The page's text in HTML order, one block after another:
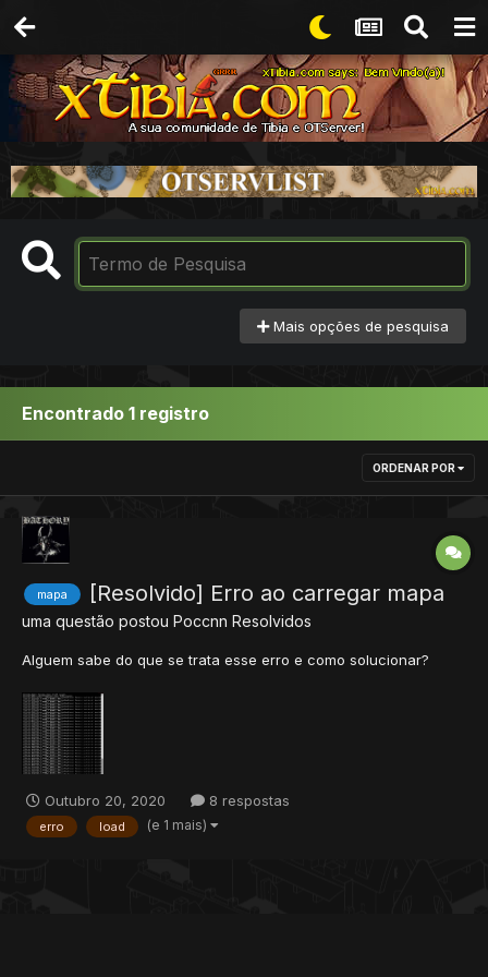
Mais opções de pesquisa
Encontrado 1 registro
ORDENAR POR
mapa [Resolvido] Erro ao carregar mapa
uma questão postou Poccnn Resolvidos
Alguem sabe do que se trata esse erro e como solucionar?
Outubro 20, 2020 8 respostas
erro load (e 1 mais)